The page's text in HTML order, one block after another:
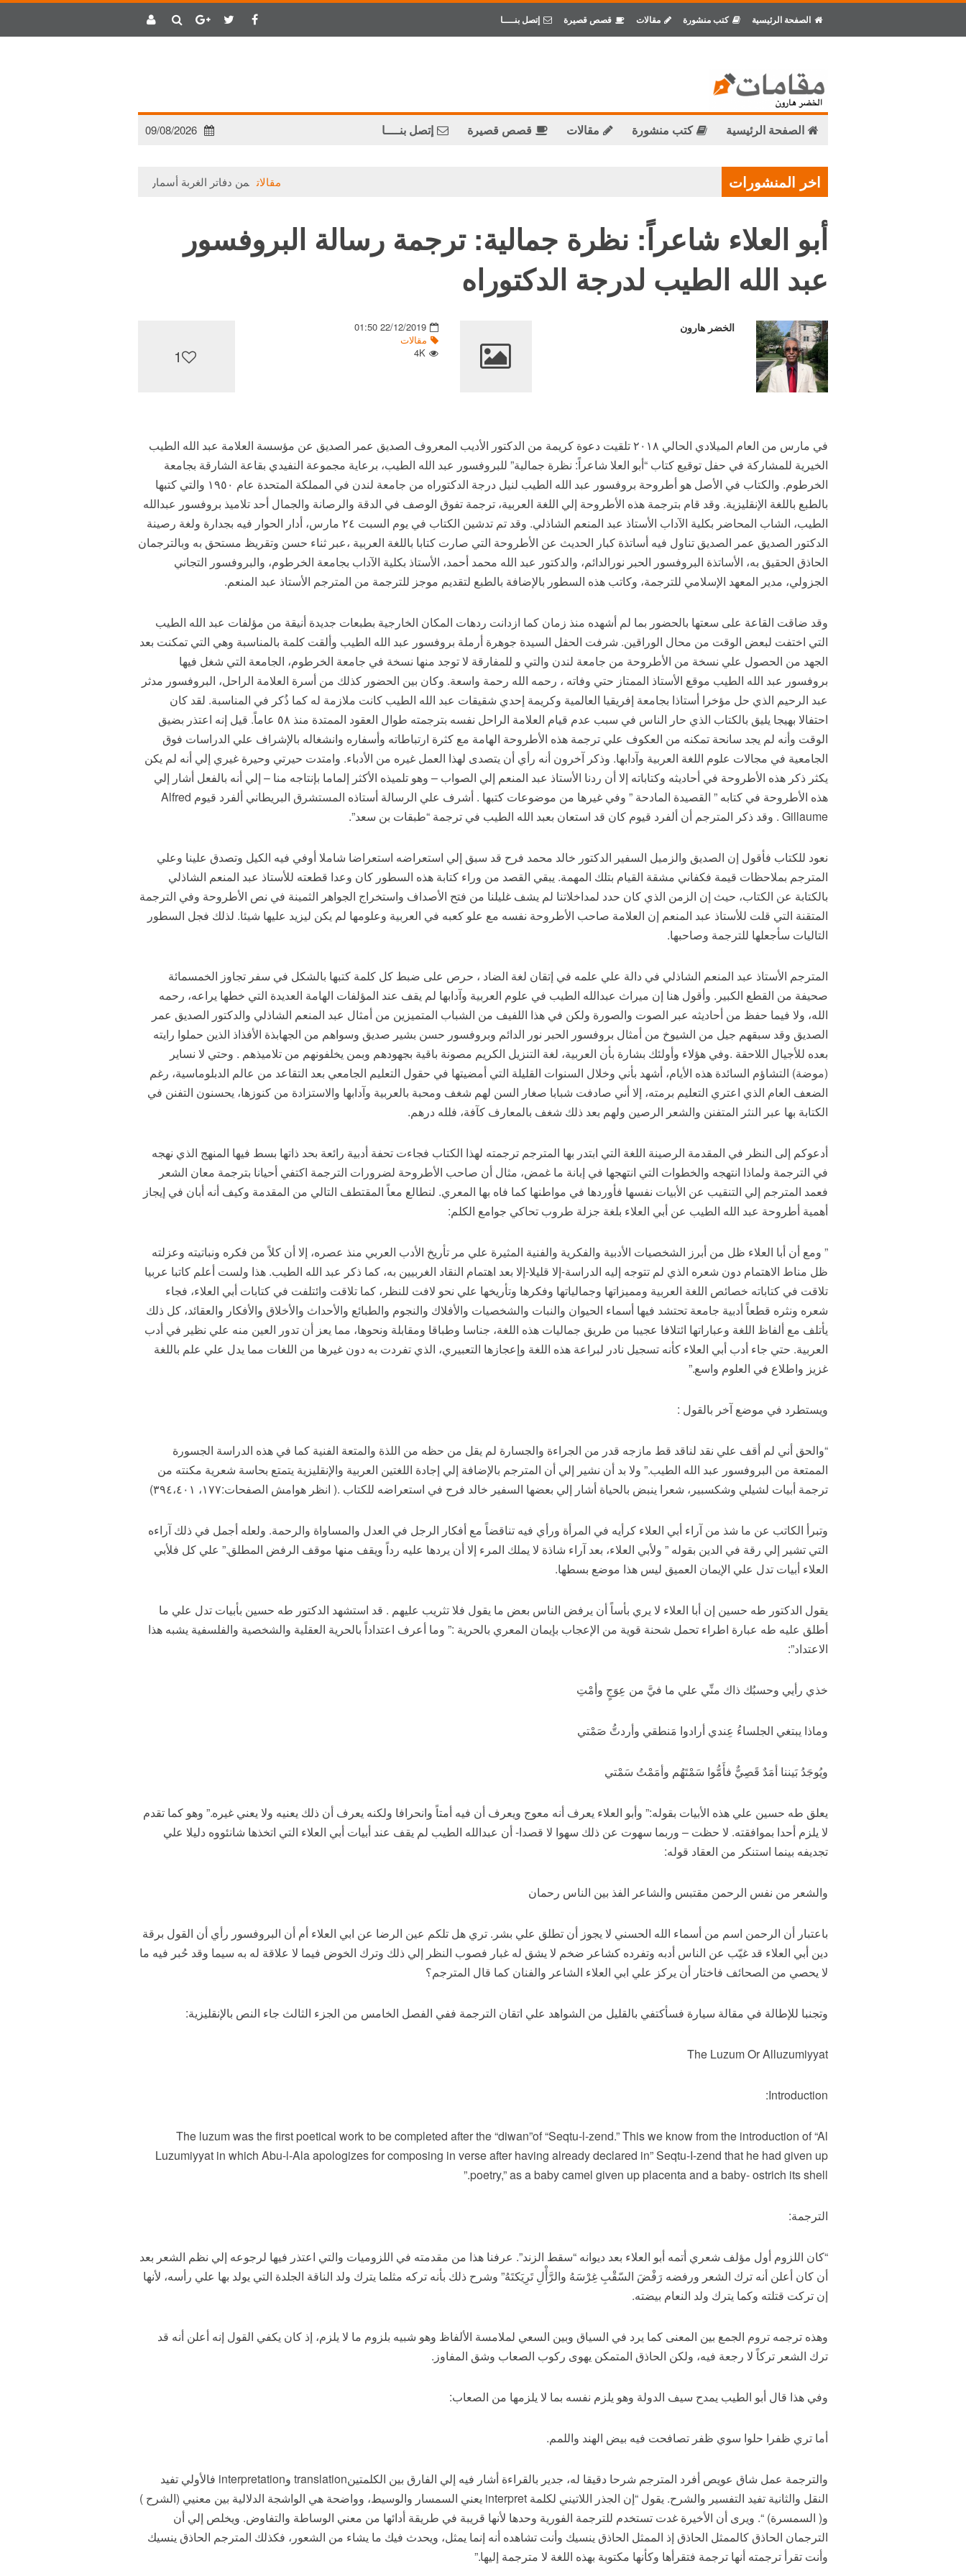
الصفحة الرئيسية كتب منشورة مقالات قصص قصيرة إتصل بنــــا
الصفحة الرئيسية كتب منشورة مقالات قصص قصيرة إتصل بنــــا 09/08/2026
اخر المنشورات مقالات من دفاتر الغربة أسمار (1)
أبو العلاء شاعراً: نظرة جمالية: ترجمة رسالة البروفسور
عبد الله الطيب لدرجة الدكتوراه
الخضر هارون
22/12/2019 01:50
مقالات
4K
1
في مارس من العام الميلادي الحالي ٢٠١٨ تلقيت دعوة كريمة من الدكتور الأديب المعروف الصديق عمر الصديق عن مؤسسة العلامة عبد الله الطيب
الخيرية للمشاركة في حفل توقيع كتاب “أبو العلا شاعراً: نظرة جمالية” للبروفسور عبد الله الطيب، برعاية مجموعة النفيدي بقاعة الشارقة بجامعة
الخرطوم. والكتاب في الأصل هو أطروحة بروفسور عبد الله الطيب لنيل درجة الدكتوراه من جامعة لندن في المملكة المتحدة عام ١٩٥٠ والتي كتبها
بالطبع باللغة الإنقليزية. وقد قام بترجمة هذه الأطروحة إلي اللغة العربية، ترجمة تفوق الوصف في الدقة والرصانة والجمال أحد تلاميذ بروفسور عبدالله
الطيب، الشاب المحاضر بكلية الآداب الأستاذ عبد المنعم الشاذلي. وقد تم تدشين الكتاب في يوم السبت ٢٤ مارس، أدار الحوار فيه بجدارة ولغة رصينة
الدكتور الصديق عمر الصديق تناول فيه أساتذة كبار الحديث عن الأطروحة التي صارت كتابا باللغة العربية ،عبر ثناء حسن وتقريظ مستحق به وبالترجمان
الحاذق الحقيق به، الأساتذة البروفسور الحبر نورالدائم، والدكتور عبد الله محمد أحمد، الأستاذ بكلية الآداب بجامعة الخرطوم، والبروفسور التجاني
الجزولي، مدير المعهد الإسلامي للترجمة، وكاتب هذه السطور بالإضافة بالطبع لتقديم موجز للترجمة من المترجم الأستاذ عبد المنعم.
وقد ضاقت القاعة على سعتها بالحضور بما لم أشهده منذ زمان كما ازدانت ردهات المكان الخارجية بطبعات جديدة أنيقة من مؤلفات عبد الله الطيب
التي اختفت لبعض الوقت من محال الوراقين. شرفت الحفل السيدة جوهرة أرملة بروفسور عبد الله الطيب وألقت كلمة بالمناسبة وهي التي تمكنت بعد
الجهد من الحصول علي نسخة من الأطروحة من جامعة لندن والتي و للمفارقة لا توجد منها نسخة في جامعة الخرطوم، الجامعة التي شغل فيها
بروفسور عبد الله الطيب موقع الأستاذ الممتاز حتي وفاته ، رحمه الله رحمة واسعة. وكان بين الحضور كذلك من أسرة العلامة الراحل، البروفسور مدثر
عبد الرحيم الذي حل مؤخرا أستاذا بجامعة إفريقيا العالمية وكريمة إحدي شقيقات عبد الله الطيب كانت ملازمة له كما ذُكر في المناسبة. لقد كان
احتفالا بهيجا يليق بالكتاب الذي حار الناس في سبب عدم قيام العلامة الراحل نفسه بترجمته طوال العقود الممتدة منذ ٥٨ عاماً. قيل إنه اعتذر بضيق
الوقت وأنه لم يجد سانحة تمكنه من العكوف علي ترجمة هذه الأطروحة الهامة مع كثرة ارتباطاته وأسفاره وانشغاله بالإشراف علي الدراسات فوق
الجامعية في مجالات علوم اللغة العربية وآدابها. وذكر آخرون أنه رأي أن يتصدى لهذا العمل غيره من الأدباء. وامتدت حيرتي وحيرة غيري إلي أنه لم يكن
يكثر ذكر هذه الأطروحة في أحاديثه وكتاباته إلا أن ردنا الأستاذ عبد المنعم إلي الصواب – وهو تلميذه الأكثر إلماما بإنتاجه منا – إلي أنه بالفعل أشار إلي
هذه الأطروحة في كتابه ” القصيدة المادحة ” وفي غيرها من موضوعات كتبها . أشرف علي الرسالة أستاذه المستشرق البريطاني ألفرد قيوم Alfred
Gillaume . وقد ذكر المترجم أن ألفرد قيوم كان قد استعان بعبد الله الطيب في ترجمة “طبقات بن سعد”.
نعود للكتاب فأقول إن الصديق والزميل السفير الدكتور خالد محمد فرح قد سبق إلي استعراضه استعراضا شاملا أوفي فيه الكيل وتصدق علينا وعلي
المترجم بملاحظات قيمة فكفاني مشقة القيام بتلك المهمة. يبقي القصد من وراء كتابة هذه السطور كان وعدا قطعته للأستاذ عبد المنعم الشاذلي
بالكتابة عن الكتاب، حيث إن الزمن الذي كان حدد لمداخلاتنا لم يشف غليلنا من فتح الأصداف واستخراج الجواهر الثمينة في نص الأطروحة وفي الترجمة
المتقنة التي قلت للأستاذ عبد المنعم إن العلامة صاحب الأطروحة نفسه مع علو كعبه في العربية وعلومها لم يكن ليزيد عليها شيئا. لذلك فجل السطور
التاليات سأجعلها للترجمة وصاحبها.
المترجم الأستاذ عبد المنعم الشاذلي في دالة علي علمه في إتقان لغة الضاد ، حرص على ضبط كل كلمة كتبها بالشكل في سفر تجاوز الخمسمائة
صحيفة من القطع الكبير. وأقول هنا إن ميراث عبدالله الطيب في علوم العربية وآدابها لم يقف عند المؤلفات الهامة العديدة التي خطها يراعه، رحمه
الله، ولا فيما حفظ من أحاديثه عبر الصوت والصورة ولكن في هذا اللفيف من الشباب المتميزين من أمثال عبد المنعم الشاذلي والدكتور الصديق عمر
الصديق وقد سبقهم جيل من الشيوخ من أمثال بروفسور الحبر نور الدائم وبروفسور حسن بشير صديق وسواهم من الجهابذة الأفذاذ الذين حملوا رايته
بعده للأجيال اللاحقة .وفي هؤلاء وأولئك بشارة بأن العربية، لغة التنزيل الكريم مصونة باقية بجهودهم وبمن يخلفونهم من تلاميذهم . وحتي لا نساير
(موضة) التشاؤم السائدة هذه الأيام، أشهد بأني وخلال السنوات القليلة التي أمضيتها في حقول التعليم الجامعي بعد التقاعد من عالم الدبلوماسية، رغم
الضعف العام الذي اعتري التعليم برمته، إلا أني صادفت شبابا صغار السن لهم شغف ومحبة بالعربية وآدابها والاستزادة من كنوزها، يحسنون التفنن في
الكتابة بها عبر النثر المتفنن والشعر الرصين ولهم بعد ذلك شغف بالمعارف كآفة، فلله درهم.
أدعوكم إلى النظر في المقدمة الرصينة اللغة التي ابتدر بها المترجم ترجمته لهذا الكتاب فجاءت تحفة أدبية رائعة بحد ذاتها بسط فيها المنهج الذي نهجه
في الترجمة ولماذا انتهجه والخطوات التي انتهجها في إبانة ما غمض، مثال أن صاحب الأطروحة لضرورات الترجمة اكتفي أحيانا بترجمة معان الشعر
فعمد المترجم إلي التنقيب عن الأبيات نفسها فأوردها في مواطنها كما فاه بها المعري. لنطالع معاً المقتطف التالي من المقدمة وكيف أنه أبان في إيجاز
أهمية أطروحة عبد الله الطيب عن أبي العلاء بلغة جزلة طروب تحاكي جوامع الكلم:
” ومع أن أبا العلاء ظل من أبرز الشخصيات الأدبية والفكرية والفنية المثيرة علي مر تأريخ الأدب العربي منذ عصره، إلا أن كلاً من فكره ونباتيته وعزلته
ظل مناط الاهتمام دون شعره الذي لم تتوجه إليه الدراسة-إلا قليلا-إلا بعد اهتمام النقاد الغربيين به، كما ذكر عبد الله الطيب. هذا ولست أعلم كاتبا عربيا
تلاقت في كتاباته خصائص اللغة العربية ومميزاتها وجمالياتها وفكرها وتأريخها علي نحو لافت للنظر، كما تلاقت وائتلفت في كتابات أبي العلاء، فجاء
شعره ونثره قطعاً أدبية جامعة تحتشد فيها أسماء الحيوان والنبات والشخصيات والأفلاك والنجوم والطبائع والأحداث والأخلاق والأفكار والعقائد، كل ذلك
يأتلف مع ألفاظ اللغة وعباراتها ائتلافا عجيبا من طريق جماليات هذه اللغة، جناسا وطباقا ومقابلة ونحوها، مما يعز أن تدور العين منه علي نظير في أدب
العربية. حتي جاء أدب أبي العلاء كأنه تسجيل نادر لبراعة هذه اللغة وإعجازها التعبيري، الذي تفردت به دون غيرها من اللغات مما يدل علي علم باللغة
غزيز واطلاع في العلوم واسع.”
ويستطرد في موضع آخر بالقول :
“والحق أني لم أقف علي نقد لناقد قط مازجه قدر من الجراءة والجسارة لم يقل من حظه من اللذة والمتعة الفنية كما في هذه الدراسة الجسورة
الممتعة من البروفسور عبد الله الطيب.” ولا بد أن نشير إلي أن المترجم بالإضافة إلي إجادة اللغتين العربية والإنقليزية يتمتع بحاسة شعرية مكنته من
ترجمة أبيات لشيلي وشكسبير، شعرا ينبض بالحياة أشار إلي بعضها السفير خالد فرح في استعراضه للكتاب .( انظر هوامش الصفحات:١٧٧، ٣٩٤،٤٠١)
وتبرأ الكاتب عن ما شذ من آراء أبي العلاء كرأيه في المرأة ورأي فيه تناقضاً مع أفكار الرجل في العدل والمساواة والرحمة. ولعله أجمل في ذلك آراءه
التي تشير إلي رقة في الدين بقوله ” ولأبي العلاء، بعد آراء شاذة لا يملك المرء إلا أن يردها عليه رداً ويقف منها موقف الرفض المطلق.” علي كل فلأبي
العلاء أبيات تدل علي الإيمان العميق ليس هذا موضع بسطها.
يقول الدكتور طه حسين إن أبا العلاء لا يري بأساً أن يرفض الناس بعض ما يقول فلا تثريب عليهم . قد استشهد الدكتور طه حسين بأبيات تدل علي ما
أطلق عليه طه عبارة اطراء تحمل شحنة قوية من الإعجاب بإيمان المعري بالحرية :” وما أعرف اعتداداً بالحرية العقلية والشخصية والفلسفية يشبه هذا
الاعتداد”:
خذي رأيي وحسبُك ذاك منِّي علي ما فيَّ من عِوَجٍ وأمْتِ
وماذا يبتغي الجلساءُ عِندي أرادوا مَنطقي وأردتُّ صَمْتي
ويُوجَدُ بَيننا أمَدٌ قَصِيٌّ فأَمُّوا سَمْتَهُم وأمَمْتُ سَمْتي
يعلق طه حسين علي هذه الأبيات بقوله:” وأبو العلاء يعرف أنه معوج ويعرف أن فيه أمتاً وانحرافا ولكنه يعرف أن ذلك يعنيه ولا يعني غيره.” وهو كما تقدم
لا يلزم أحدا بموافقته. لا حظت – وربما سهوت عن ذلك سهوا لا قصدا- أن عبدالله الطيب لم يقف عند أبيات أبي العلاء التي اتخذها شانئووه دليلا علي
تجديفه بينما استنكر من العقاد قوله:
والشعر من نفس الرحمن مقتبس والشاعر الفذ بين الناس رحمان
باعتبار أن الرحمن اسم من أسماء الله الحسني لا يجوز أن تطلق علي بشر. تري هل تلكم عين الرضا عن ابي العلاء أم أن البروفسور رأي أن القول برقة
دين أبي العلاء قد غيّب عن الناس أدبه وتفرده كشاعر ضخم لا يشق له غبار فصوب النظر إلي ذلك وترك الخوض فيما لا علاقة له به سيما وقد حُبر فيه ما
لا يحصي من الصحائف فاختار أن يركز علي ابي العلاء الشاعر والفنان كما قال المترجم؟
وتجنبا للإطالة في مقالة سيارة فسأكتفي بالقليل من الشواهد علي اتقان الترجمة ففي الفصل الخامس من الجزء الثالث جاء النص بالإنقليزية:
The Luzum Or Alluzumiyyat
Introduction:
The luzum was the first poetical work to be completed after the “diwan”of “Seqtu-l-zend.” This we know from the introduction of “Al
Luzumiyyat in which Abu-l-Ala apologizes for composing in verse after having already declared in” Seqtu-I-zend that he had given up
poetry,” as a baby camel given up placenta and a baby- ostrich its shell.”
الترجمة:
“كان اللزوم أول مؤلف شعري أتمه أبو العلاء بعد ديوانه “سقط الزند”. عرفنا هذا من مقدمته في اللزوميات والتي اعتذر فيها لرجوعه إلي نظم الشعر بعد
أن كان أعلن أنه ترك الشعر ورفضه رَفْضَ السّقْبِ غِرْسَهُ والرَّأْلِ تَرِيَكتَهُ” وشرح ذلك بأنه تركه مثلما يترك ولد الناقة الجلدة التي يولد بها علي رأسه، لأنها
إن تركت قتلته وكما يترك ولد النعام بيضته.
وهذه ترجمه تروم الجمع بين المعنى كما يرد في السياق وبين السعي لملامسة الألفاظ وهو شبيه بلزوم ما لا يلزم، إذ كان يكفي القول إنه أعلن أنه قد
ترك الشعر تركاً لا رجعة فيه، ولكن الحاذق المتمكن يهوى ركوب الصعاب وشق المفاوز.
وفي هذا قال أبو الطيب يمدح سيف الدولة وهو يلزم نفسه بما لا يلزمها من الصعاب:
أما تري ظفرا حلوا سوي ظفر تصافحت فيه بيض الهند واللمم.
والترجمة عمل شاق عويص أفرد المترجم شرحا دقيقا له، جدير بالقراءة أشار فيه إلي الفارق بين الكلمتينtranslation وinterpretation فالأولي تفيد
النقل والثانية تفيد التفسير والشرح. يقول “إن الجذر اللاتيني لكلمة interpret يعني السمسار والوسيط، وواضحة هي الواشجة الدلالية بين معنيي (الشرح )
و( السمسرة) “. ويرى أن الأخيرة غدت تستخدم للترجمة الفورية وحدها لأنها قريبة في طريقة أدائها من معني الوساطة والتفاوض. ويخلص إلي أن
الترجمان الحاذق كالممثل الحاذق إذ الممثل الحاذق ينسيك وأنت تشاهده أنه إنما يمثل، ويحدث فيك ما يشاء من الشعور، فكذلك المترجم الحاذق ينسيك
وأنت تقرأ ترجمته أنها ترجمة فتقرأها وكأنها مكتوبة بهذه اللغة لا مترجمة إليها.”